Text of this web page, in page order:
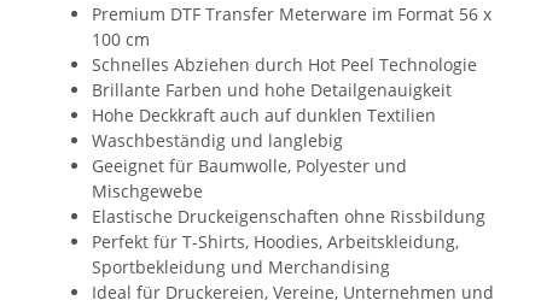
Premium DTF Transfer Meterware im Format 56 x
100 cm
Schnelles Abziehen durch Hot Peel Technologie
Brillante Farben und hohe Detailgenauigkeit
Hohe Deckkraft auch auf dunklen Textilien
Waschbeständig und langlebig
Geeignet für Baumwolle, Polyester und
Mischgewebe
Elastische Druckeigenschaften ohne Rissbildung
Perfekt für T-Shirts, Hoodies, Arbeitskleidung,
Sportbekleidung und Merchandising
Ideal für Druckereien, Vereine, Unternehmen und